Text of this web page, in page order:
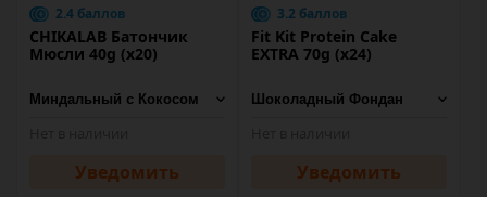
2.4 баллов
CHIKALAB Батончик
Мюсли 40g (х20)
Уведомить
3.2 баллов
Fit Kit Protein Cake
EXTRA 70g (x24)
Уведомить